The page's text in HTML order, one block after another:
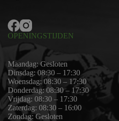
OPENINGSTIJDEN
Maandag: Gesloten
Dinsdag: 08:30 – 17:30
Woensdag: 08:30 – 17:30
Donderdag: 08:30 – 17:30
Vrijdag: 08:30 – 17:30
Zaterdag: 08:30 – 16:00
Zondag: Gesloten